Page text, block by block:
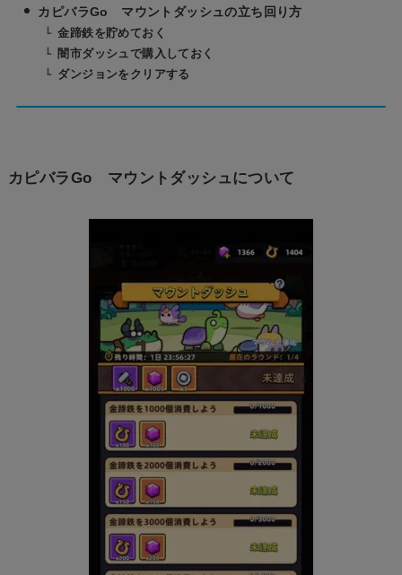
カピバラGo マウントダッシュの立ち回り方
金蹄鉄を貯めておく
闇市ダッシュで購入しておく
ダンジョンをクリアする
カピバラGo マウントダッシュについて